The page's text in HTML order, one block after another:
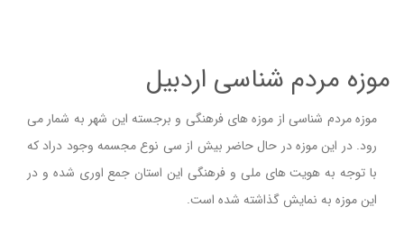
موزه مردم شناسی اردبیل
موزه مردم شناسی از موزه های فرهنگی و برجسته این شهر به شمار می
رود. در این موزه در حال حاضر بیش از سی نوع مجسمه وجود دراد که
با توجه به هویت های ملی و فرهنگی این استان جمع اوری شده و در
این موزه به نمایش گذاشته شده است.